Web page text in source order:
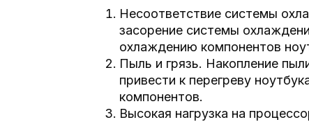
Несоответствие системы
засорение системы
охлаждению компонентов
Пыль и грязь. Накопление
привести к перегреву
компонентов.
Высокая нагрузка на